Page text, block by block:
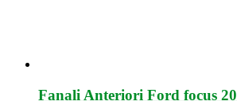
Fanali Anteriori Ford focus